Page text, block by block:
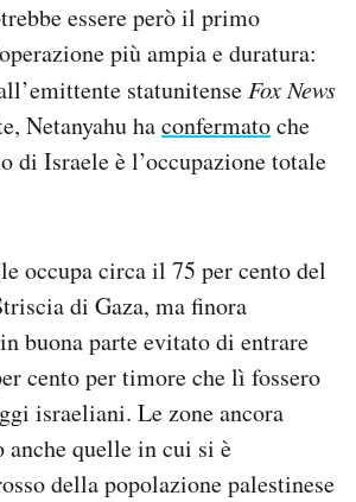
essere però il primo
più ampia e duratura:
statunitenseFox News
Netanyahu haconfermatoche
di Israele è l’occupazione totale
occupa circa il 75 per cento del
di Gaza, ma finora
buona parte evitato di entrare
cento per timore che lì fossero
israeliani. Le zone ancora
anche quelle in cui si è
della popolazione palestinese